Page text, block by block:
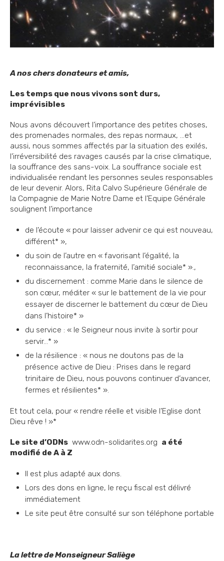
A nos chers donateurs et amis,
Les temps que nous vivons sont durs,
imprévisibles
Nous avons découvert l’importance des petites choses,
des promenades normales, des repas normaux, …et
aussi, nous sommes affectés par la situation des exilés,
l’irréversibilité des ravages causés par la crise climatique,
la souffrance des sans-voix. La souffrance sociale est
individualisée rendant les personnes seules responsables
de leur devenir. Alors, Rita Calvo Supérieure Générale de
la Compagnie de Marie Notre Dame et l’Equipe Générale
soulignent l’importance
de l’écoute « pour laisser advenir ce qui est nouveau,
différent* »,
du soin de l’autre en « favorisant l’égalité, la
reconnaissance, la fraternité, l’amitié sociale* ».,
du discernement : comme Marie dans le silence de
son cœur, méditer « sur le battement de la vie pour
essayer de discerner le battement du cœur de Dieu
dans l’histoire* »
du service : « le Seigneur nous invite à sortir pour
servir…* »
de la résilience : « nous ne doutons pas de la
présence active de Dieu : Prises dans le regard
trinitaire de Dieu, nous pouvons continuer d’avancer,
fermes et résilientes* ».
Et tout cela, pour « rendre réelle et visible l’Eglise dont
Dieu rêve ! »*
Le site d’ODNs www.odn-solidarites.org a été
modifié de A à Z
Il est plus adapté aux dons.
Lors des dons en ligne, le reçu fiscal est délivré
immédiatement
Le site peut être consulté sur son téléphone portable
La lettre de Monseigneur Saliège